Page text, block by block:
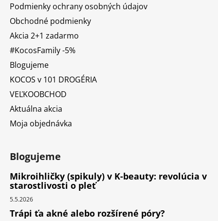
Podmienky ochrany osobných údajov
Obchodné podmienky
Akcia 2+1 zadarmo
#KocosFamily -5%
Blogujeme
KOCOS v 101 DROGÉRIA
VEĽKOOBCHOD
Aktuálna akcia
Moja objednávka
Blogujeme
Mikroihličky (spikuly) v K-beauty: revolúcia v
starostlivosti o pleť
5.5.2026
Trápi ťa akné alebo rozšírené póry?